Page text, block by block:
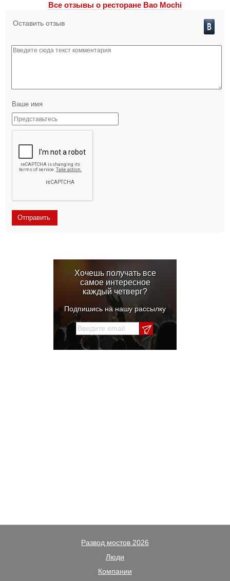
Все отзывы o ресторане Bao Mochi
Оставить отзыв
Ваше имя
Хочешь получать все
самое интересное
каждый четверг?
Подпишись на нашу рассылку
Развод мостов 2026
Люди
Компании